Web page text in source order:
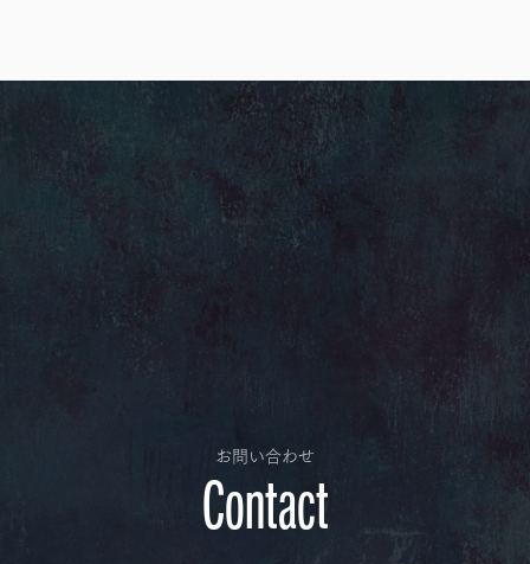
お問い合わせ
Contact